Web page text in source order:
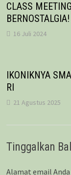
CLASS
BERNOSTALGIA!
16 Juli 2024
IKONIKNYA
RI
21 Agustus 2025
Tinggalkan
Alamat email